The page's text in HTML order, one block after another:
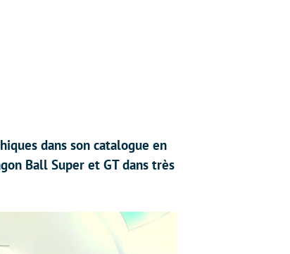
dans son catalogue en
Ball Super et GT dans très